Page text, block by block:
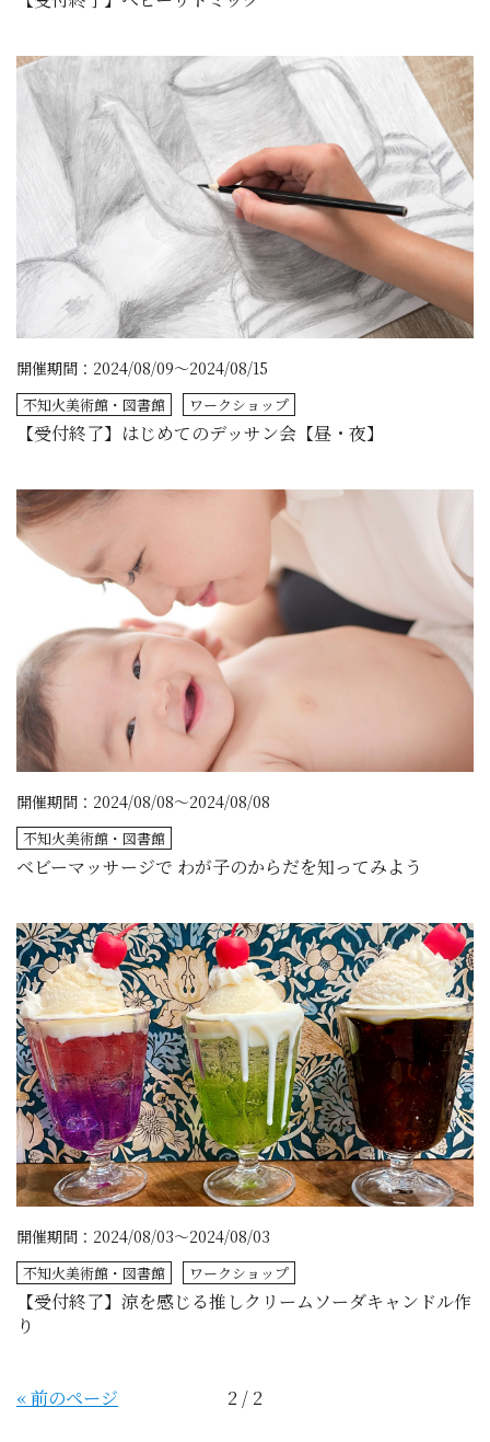
【受付終了】はじめてのデッサン会【昼・夜】
開催期間：2024/08/09～2024/08/15
不知火美術館・図書館 ワークショップ
ベビーマッサージで わが子のからだを知ってみよう
開催期間：2024/08/08～2024/08/08
不知火美術館・図書館
【受付終了】涼を感じる推しクリームソーダキャンドル作
り
開催期間：2024/08/03～2024/08/03
不知火美術館・図書館 ワークショップ
«前のページ 2 / 2